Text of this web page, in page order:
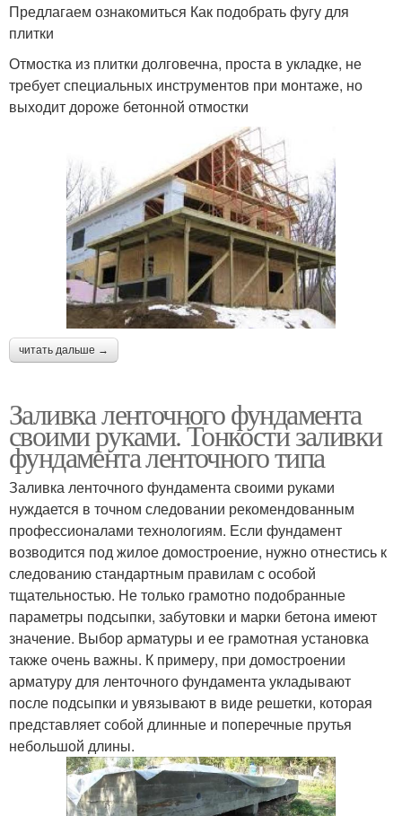
Предлагаем ознакомиться Как подобрать фугу для
плитки
Отмостка из плитки долговечна, проста в укладке, не
требует специальных инструментов при монтаже, но
выходит дороже бетонной отмостки
читать дальше →
Заливка ленточного фундамента
своими руками. Тонкости заливки
фундамента ленточного типа
Заливка ленточного фундамента своими руками
нуждается в точном следовании рекомендованным
профессионалами технологиям. Если фундамент
возводится под жилое домостроение, нужно отнестись к
следованию стандартным правилам с особой
тщательностью. Не только грамотно подобранные
параметры подсыпки, забутовки и марки бетона имеют
значение. Выбор арматуры и ее грамотная установка
также очень важны. К примеру, при домостроении
арматуру для ленточного фундамента укладывают
после подсыпки и увязывают в виде решетки, которая
представляет собой длинные и поперечные прутья
небольшой длины.